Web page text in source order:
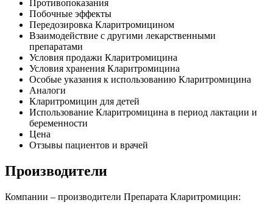
Противопоказания
Побочные эффекты
Передозировка Кларитромицином
Взаимодействие с другими лекарственными
препаратами
Условия продажи Кларитромицина
Условия хранения Кларитромицина
Особые указания к использованию Кларитромицина
Аналоги
Кларитромицин для детей
Использование Кларитромицина в период лактации и
беременности
Цена
Отзывы пациентов и врачей
Производители
Компании – производители Препарата Кларитромицин: